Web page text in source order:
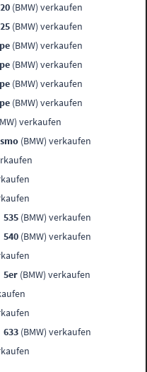
(BMW) verkaufen
(BMW) verkaufen
(BMW) verkaufen
(BMW) verkaufen
(BMW) verkaufen
(BMW) verkaufen
verkaufen
(BMW) verkaufen
535 (BMW) verkaufen
540 (BMW) verkaufen
5er (BMW) verkaufen
633 (BMW) verkaufen